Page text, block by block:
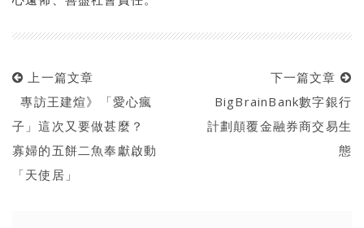
上一篇文章
專訪王建煊》「愛心瘋
子」這次又要做甚麼？
寡婦的五餅二魚奉獻啟動
「天使居」
下一篇文章
BigBrainBank數字銀行
計劃顛覆金融券商交易生
態